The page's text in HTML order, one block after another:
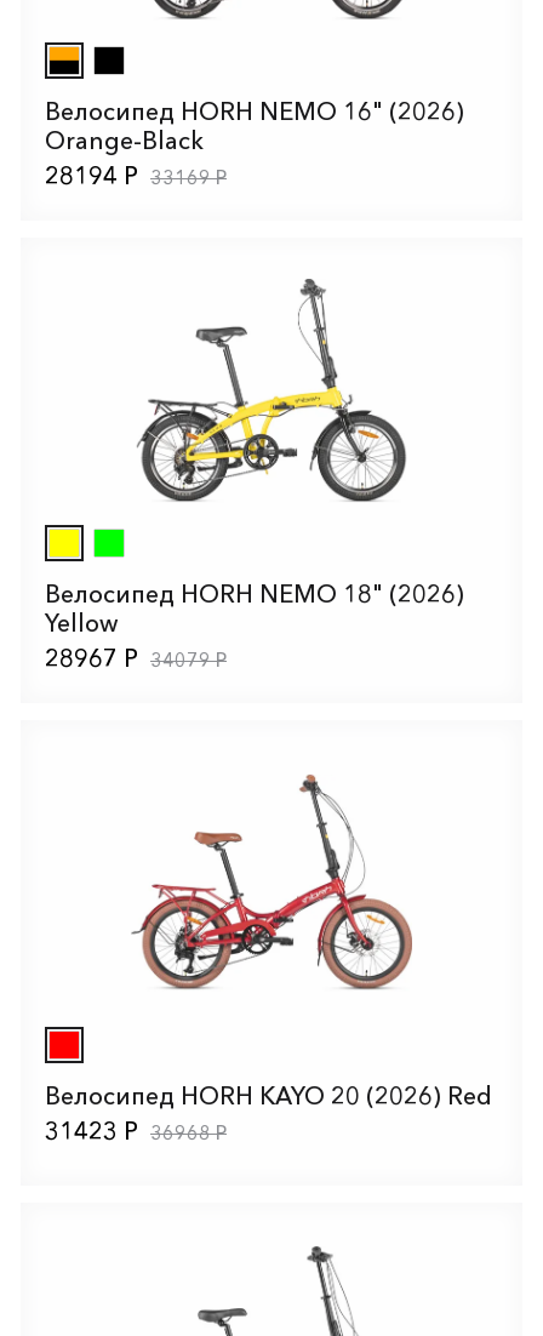
Велосипед HORH NEMO 16" (2026)
Orange-Black
28194 Р 33169 Р
Велосипед HORH NEMO 18" (2026)
Yellow
28967 Р 34079 Р
Велосипед HORH KAYO 20 (2026) Red
31423 Р 36968 Р